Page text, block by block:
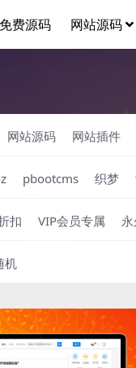
免费源码 网站源码
网站源码 网站插件
pbootcms 织梦
扣 VIP会员专属
机